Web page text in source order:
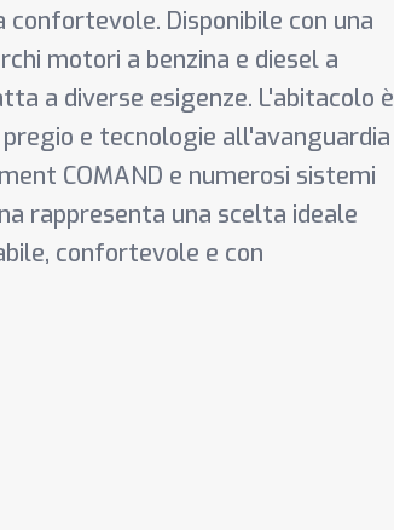
Disponibile con una
motori a benzina e diesel a
a diverse esigenze. L'abitacolo è
e tecnologie all'avanguardia
COMAND e numerosi sistemi
rappresenta una scelta ideale
confortevole e con